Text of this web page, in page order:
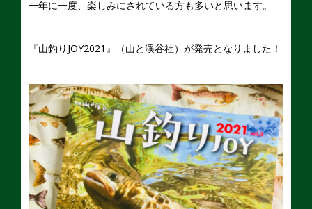
一年に一度、楽しみにされている方も多いと思います。
『山釣りJOY2021』（山と渓谷社）が発売となりました！